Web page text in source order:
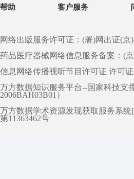
帮助 客户服务
网络出版服务许可证：(署)网出证(京
药品医疗器械网络信息服务备案：(
信息网络传播视听节目许可证 许可证
万方数据知识服务平台--国家科技支
2006BAH03B01）
万方数据学术资源发现获取服务系
第11363462号